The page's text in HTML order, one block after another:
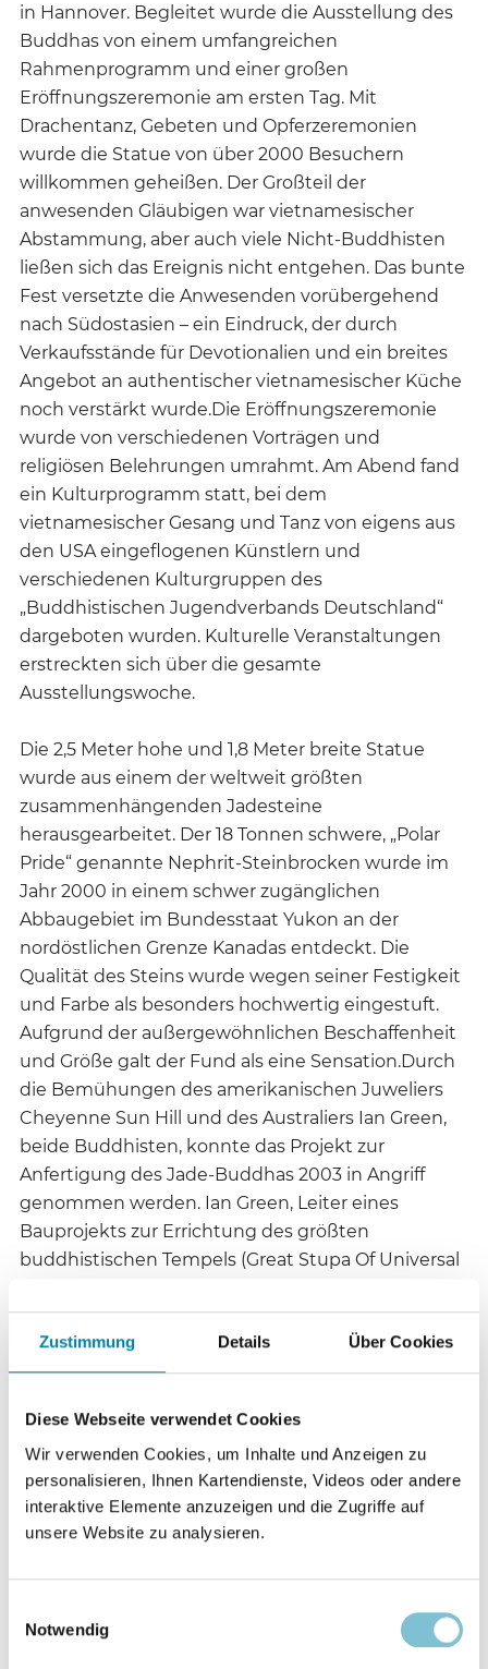
Zustimmung Details Über Cookies
Diese Webseite verwendet Cookies
Wir verwenden Cookies, um Inhalte und Anzeigen zu
personalisieren, Ihnen Kartendienste, Videos oder andere
interaktive Elemente anzuzeigen und die Zugriffe auf
unsere Website zu analysieren.
Notwendig
in Hannover. Begleitet wurde die Ausstellung des
Buddhas von einem umfangreichen
Rahmenprogramm und einer großen
Eröffnungszeremonie am ersten Tag. Mit
Drachentanz, Gebeten und Opferzeremonien
wurde die Statue von über 2000 Besuchern
willkommen geheißen. Der Großteil der
anwesenden Gläubigen war vietnamesischer
Abstammung, aber auch viele Nicht-Buddhisten
ließen sich das Ereignis nicht entgehen. Das bunte
Fest versetzte die Anwesenden vorübergehend
nach Südostasien – ein Eindruck, der durch
Verkaufsstände für Devotionalien und ein breites
Angebot an authentischer vietnamesischer Küche
noch verstärkt wurde.Die Eröffnungszeremonie
wurde von verschiedenen Vorträgen und
religiösen Belehrungen umrahmt. Am Abend fand
ein Kulturprogramm statt, bei dem
vietnamesischer Gesang und Tanz von eigens aus
den USA eingeflogenen Künstlern und
verschiedenen Kulturgruppen des
„Buddhistischen Jugendverbands Deutschland“
dargeboten wurden. Kulturelle Veranstaltungen
erstreckten sich über die gesamte
Ausstellungswoche.
Die 2,5 Meter hohe und 1,8 Meter breite Statue
wurde aus einem der weltweit größten
zusammenhängenden Jadesteine
herausgearbeitet. Der 18 Tonnen schwere, „Polar
Pride“ genannte Nephrit-Steinbrocken wurde im
Jahr 2000 in einem schwer zugänglichen
Abbaugebiet im Bundesstaat Yukon an der
nordöstlichen Grenze Kanadas entdeckt. Die
Qualität des Steins wurde wegen seiner Festigkeit
und Farbe als besonders hochwertig eingestuft.
Aufgrund der außergewöhnlichen Beschaffenheit
und Größe galt der Fund als eine Sensation.Durch
die Bemühungen des amerikanischen Juweliers
Cheyenne Sun Hill und des Australiers Ian Green,
beide Buddhisten, konnte das Projekt zur
Anfertigung des Jade-Buddhas 2003 in Angriff
genommen werden. Ian Green, Leiter eines
Bauprojekts zur Errichtung des größten
buddhistischen Tempels (Great Stupa Of Universal
Lama Zopa Rinpoche auf, einem Vertrauten des
Dalai Lama, und unterbreitete ihm den Vorschlag,
aus dem „Polar Pride“ einen Buddha zu fertigen.
ihm widerfahrenen Vision begründete, nach der
der Jade-Buddha die Welt erleuchten und als
Symbol des Friedens dienen werde.Nach
anfänglichen Finanzierungsproblemen konnte das
Projekt durch Spenden und den Verkauf
Buddhas wurden ein Bildhauer aus Australien und